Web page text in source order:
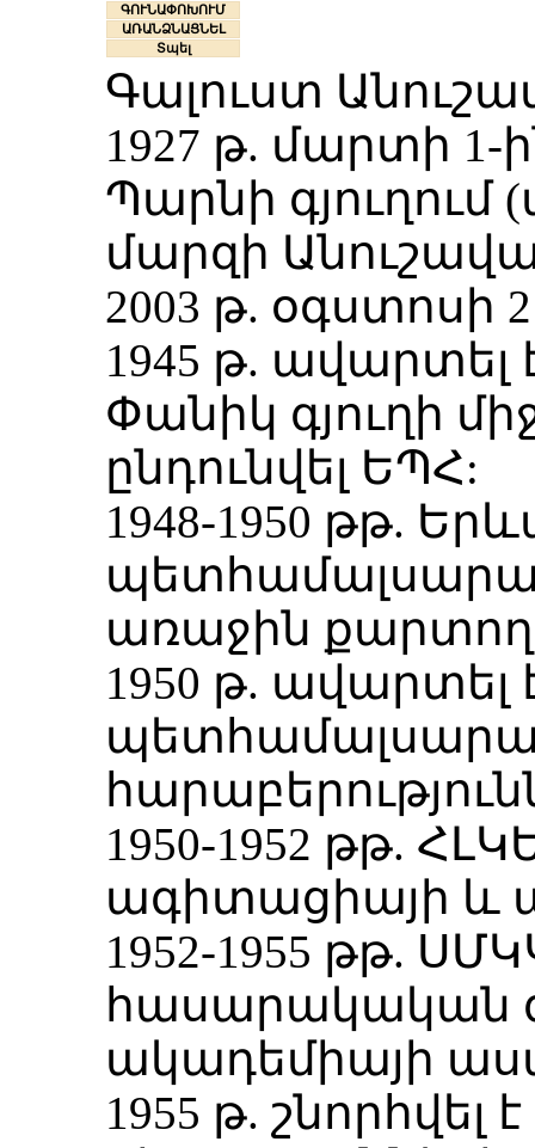
ԳՈՒՆԱՓՈԽՈՒՄ
ԱՌԱՆՁՆԱՑՆԵԼ
Տպել
Գալուստ
1927 թ. մարտի
Պարնի
մարզի
2003 թ. օգստոսի
1945 թ. ավարտել
Փանիկ գյուղի
ընդունվել ԵՊՀ:
1948-1950 թթ.
առաջին
1950 թ.
1950-1952 թթ.
ագիտացիայի և
1952-1955 թթ.
հասարակական
ակադեմիայի
1955 թ.